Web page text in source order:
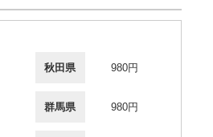
秋田県 980円
群馬県 980円